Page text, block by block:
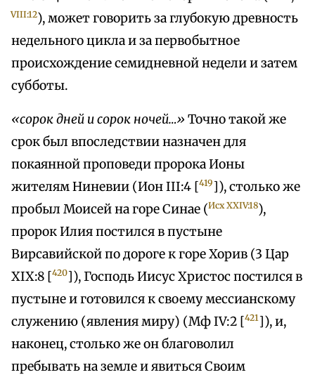
VIII:12), может говорить за глубокую древность
недельного цикла и за первобытное
происхождение семидневной недели и затем
субботы.
«сорок дней и сорок ночей…» Точно такой же
срок был впоследствии назначен для
покаянной проповеди пророка Ионы
жителям Ниневии (Ион III:4 [419 ]), столько же
пробыл Моисей на горе Синае (Исх XXIV:18),
пророк Илия постился в пустыне
Вирсавийской по дороге к горе Хорив (3 Цар
XIX:8 [420]), Господь Иисус Христос постился в
пустыне и готовился к своему мессианскому
служению (явления миру) (Мф IV:2 [421]), и,
наконец, столько же он благоволил
пребывать на земле и явиться Своим